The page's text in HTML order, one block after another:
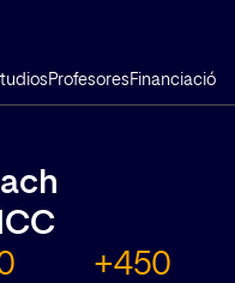
Profesores Financiación
+450